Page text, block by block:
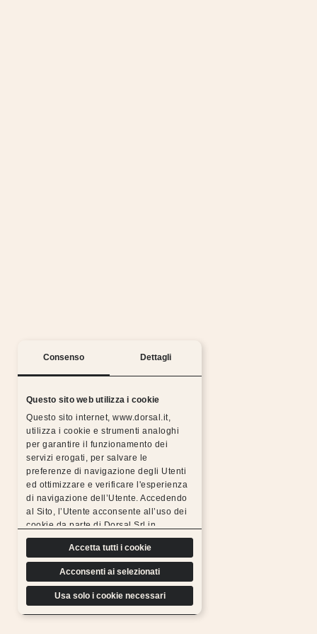
Consenso Dettagli
Questo sito web utilizza i cookie
Questo sito internet, www.dorsal.it,
utilizza i cookie e strumenti analoghi
per garantire il funzionamento dei
servizi erogati, per salvare le
preferenze di navigazione degli Utenti
ed ottimizzare e verificare l'esperienza
di navigazione dell’Utente. Accedendo
al Sito, l’Utente acconsente all’uso dei
cookie da parte di Dorsal Srl in
conformità a quanto previsto di seguito.
Accetta tutti i cookie
Acconsenti ai selezionati
Usa solo i cookie necessari
Silent nights with the Dorsal warranty
All Dorsal products are made from chosen,
resistant, durable materials and subjected to rigorous
tests, which is why we can
offer a free extended warranty.
Find out more